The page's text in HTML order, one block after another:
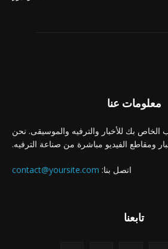
معلومات عنا
بك للأخبار والترفيه والموسيقى. نحن
ومقاطع الفيديو مباشرة من صناعة الترفيه.
اتصل بنا: contact@yoursite.com
تابعنا